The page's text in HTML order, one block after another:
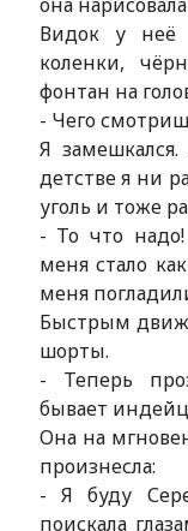
Видок у неё
коленки,
фонтан на
- Чего
Я
детстве я ни
уголь и тоже
- То что
меня стало
меня
Быстрым
шорты.
- Теперь
бывает
Она на
произнесла:
- Я буду
поискала